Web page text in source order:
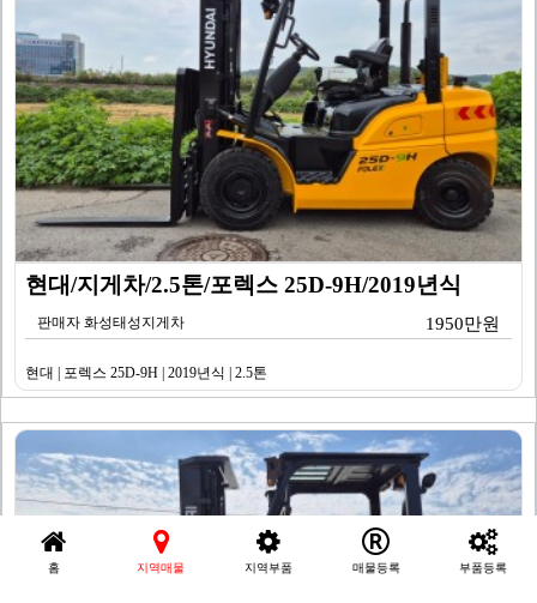
현대/지게차/2.5톤/포렉스 25D-9H/2019년식
판매자 화성태성지게차 1950만원
현대 | 포렉스 25D-9H | 2019년식 | 2.5톤
홈 지역매물 지역부품 매물등록 부품등록